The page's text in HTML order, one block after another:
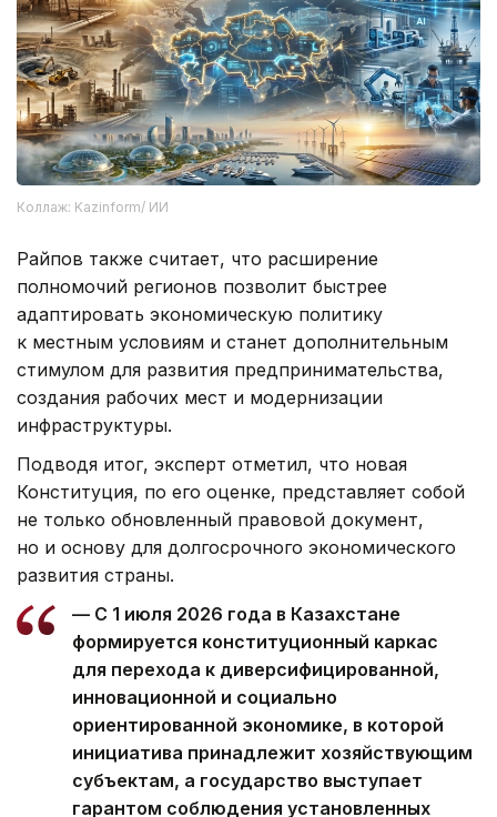
Коллаж: Kazinform/ ИИ
Райпов также считает, что расширение
полномочий регионов позволит быстрее
адаптировать экономическую политику
к местным условиям и станет дополнительным
стимулом для развития предпринимательства,
создания рабочих мест и модернизации
инфраструктуры.
Подводя итог, эксперт отметил, что новая
Конституция, по его оценке, представляет собой
не только обновленный правовой документ,
но и основу для долгосрочного экономического
развития страны.
— С 1 июля 2026 года в Казахстане
формируется конституционный каркас
для перехода к диверсифицированной,
инновационной и социально
ориентированной экономике, в которой
инициатива принадлежит хозяйствующим
субъектам, а государство выступает
гарантом соблюдения установленных